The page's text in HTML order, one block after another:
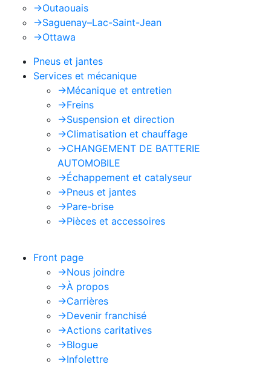
->Outaouais
->Saguenay–Lac-Saint-Jean
->Ottawa
Pneus et jantes
Services et mécanique
->Mécanique et entretien
->Freins
->Suspension et direction
->Climatisation et chauffage
->CHANGEMENT DE BATTERIE
AUTOMOBILE
->Échappement et catalyseur
->Pneus et jantes
->Pare-brise
->Pièces et accessoires
Front page
->Nous joindre
->À propos
->Carrières
->Devenir franchisé
->Actions caritatives
->Blogue
->Infolettre